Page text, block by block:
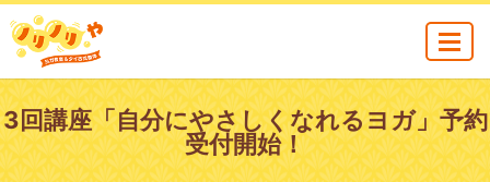
MENU
3回講座「自分にやさしくなれるヨガ」予約
受付開始！